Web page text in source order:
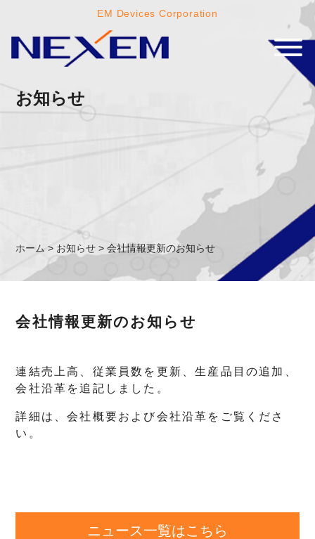
EM Devices Corporation
お知らせ
ホーム > お知らせ >会社情報更新のお知らせ
会社情報更新のお知らせ
連結売上高、従業員数を更新、生産品目の追加、
会社沿革を追記しました。
詳細は、会社概要および会社沿革をご覧くださ
い。
ニュース一覧はこちら